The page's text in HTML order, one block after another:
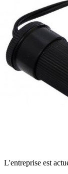
L'entreprise est